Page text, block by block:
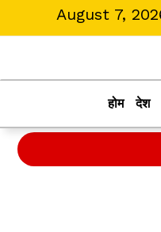
August 7,
होम देश